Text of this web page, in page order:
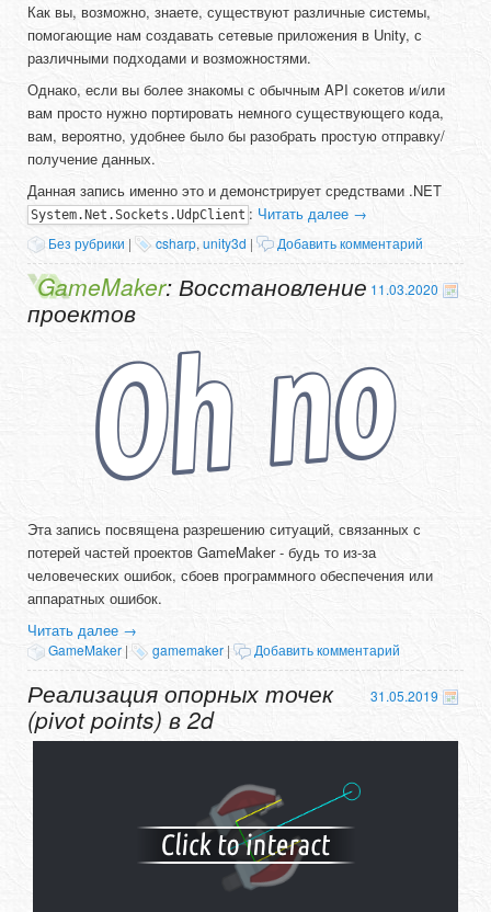
Как вы, возможно, знаете, существуют различные системы,
помогающие нам создавать сетевые приложения в Unity, с
различными подходами и возможностями.
Однако, если вы более знакомы с обычным API сокетов и/или
вам просто нужно портировать немного существующего кода,
вам, вероятно, удобнее было бы разобрать простую отправку/
получение данных.
Данная запись именно это и демонстрирует средствами .NET
System.Net.Sockets.UdpClient : Читать далее →
Без рубрики | csharp,unity3d | Добавить комментарий
11.03.2020
GameMaker: Восстановление
проектов
Эта запись посвящена разрешению ситуаций, связанных с
потерей частей проектов GameMaker - будь то из-за
человеческих ошибок, сбоев программного обеспечения или
аппаратных ошибок.
Читать далее →
GameMaker | gamemaker | Добавить комментарий
31.05.2019
Реализация опорных точек
(pivot points) в 2d